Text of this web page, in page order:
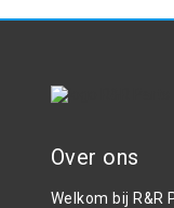
Over ons
Welkom bij